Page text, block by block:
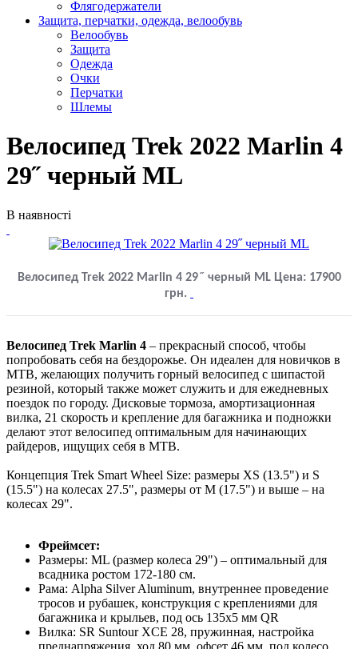
Флягодержатели
Защита, перчатки, одежда, велообувь
Велообувь
Защита
Одежда
Очки
Перчатки
Шлемы
Велосипед Trek 2022 Marlin 4
29˝ черный ML
В наявності
Велосипед Trek 2022 Marlin 4 29˝ черный ML Цена:17900
грн.
Велосипед Trek Marlin 4 – прекрасный способ, чтобы
попробовать себя на бездорожье. Он идеален для новичков в
MTB, желающих получить горный велосипед с шипастой
резиной, который также может служить и для ежедневных
поездок по городу. Дисковые тормоза, амортизационная
вилка, 21 скорость и крепление для багажника и подножки
делают этот велосипед оптимальным для начинающих
райдеров, ищущих себя в MTB.
Концепция Trek Smart Wheel Size: размеры XS (13.5") и S
(15.5") на колесах 27.5", размеры от M (17.5") и выше – на
колесах 29".
Фреймсет:
Размеры: ML (размер колеса 29") – оптимальный для
всадника ростом 172-180 см.
Рама: Alpha Silver Aluminum, внутреннее проведение
тросов и рубашек, конструкция с креплениями для
багажника и крыльев, под ось 135x5 мм QR
Вилка: SR Suntour XCE 28, пружинная, настройка
преднапряжения, ход 80 мм, офсет 46 мм, под колесо